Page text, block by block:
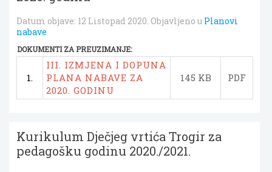
Datum objave: 12 Listopad 2020. Objavljeno u Planovi
nabave
DOKUMENTI ZA PREUZIMANJE:
1.
III. IZMJENA I DOPUNA
PLANA NABAVE ZA
2020. GODINU
145 KB PDF
Kurikulum Dječjeg vrtića Trogir za
pedagošku godinu 2020./2021.